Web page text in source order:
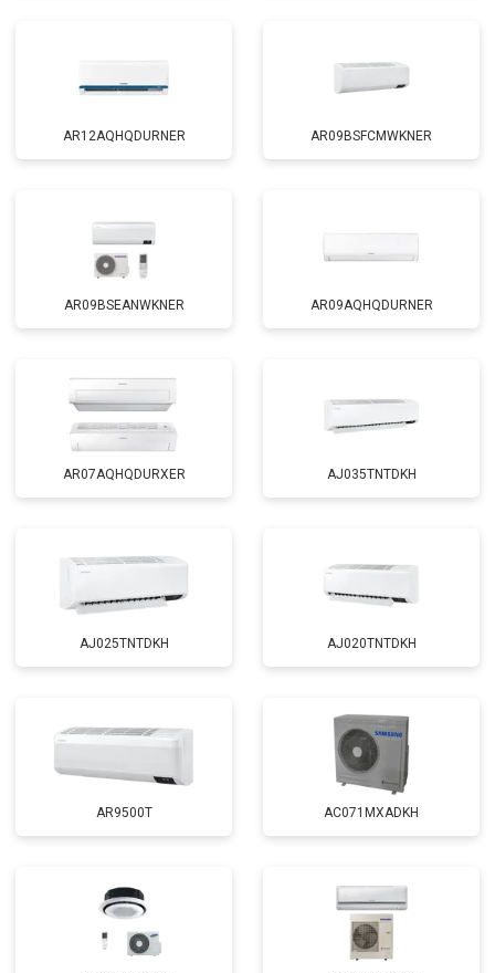
AR12AQHQDURNER AR09BSFCMWKNER
AR09BSEANWKNER AR09AQHQDURNER
AR07AQHQDURXER AJ035TNTDKH
AJ025TNTDKH AJ020TNTDKH
AR9500T AC071MXADKH